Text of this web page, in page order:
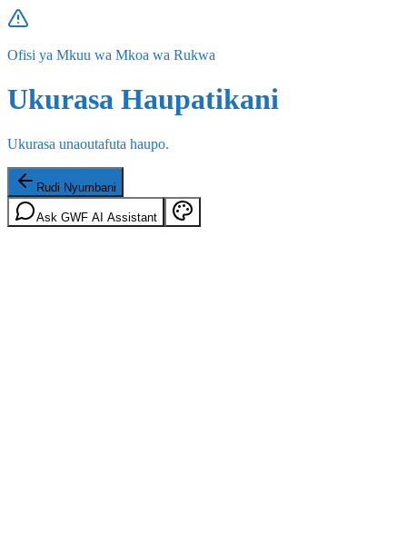
Ofisi ya Mkuu wa Mkoa wa Rukwa
Ukurasa Haupatikani
Ukurasa unaoutafuta haupo.
Rudi Nyumbani
Ask GWF AI Assistant